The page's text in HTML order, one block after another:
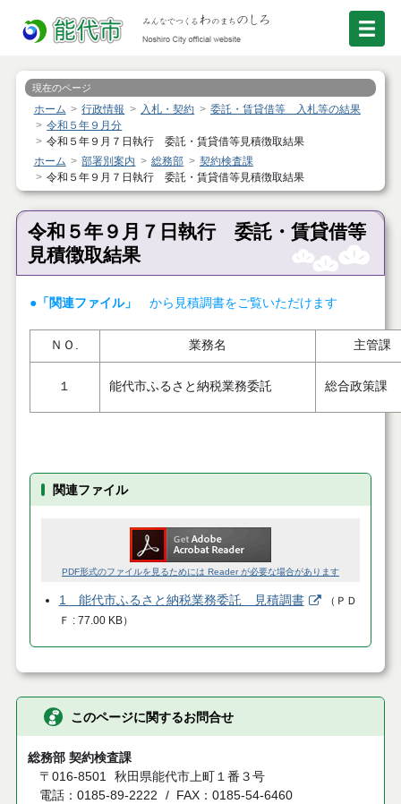
現在のページ
ホーム 行政情報 入札・契約
委託・賃貸借等 入札等の結果
令和５年９月分
令和５年９月７日執行 委託・賃貸借等見積徴取結果
ホーム
部署別案内 総務部
契約検査課
令和５年９月７日執行 委託・賃貸借等見積徴取結果
令和５年９月７日執行 委託・賃貸借等
見積徴取結果
●「関連ファイル」 から見積調書をご覧いただけます
ＮＯ. 業務名 主管課
１ 能代市ふるさと納税業務委託 総合政策課
関連ファイル
PDF形式のファイルを見るためには Reader が必要な場合があります
1 能代市ふるさと納税業務委託 見積調書 （ ＰＤ
Ｆ
77.00 KB）
このページに関するお問合せ
総務部 契約検査課
〒016-8501 秋田県能代市上町１番３号
電話：0185-89-2222
FAX：0185-54-6460